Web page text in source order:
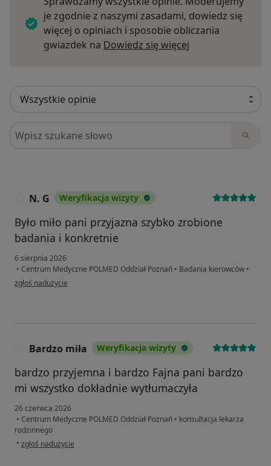
je zgodnie z naszymi zasadami, dowiedz się
więcej o opiniach i sposobie obliczania
gwiazdek na Dowiedz się więcej
Szukaj w opiniach
N. G Weryfikacja wizyty
Było miło pani przyjazna szybko zrobione
badania i konkretnie
6 sierpnia 2026
• Centrum Medyczne POLMED Oddział Poznań • Badania kierowców •
w opinii użytkownika N. G
zgłoś nadużycie
Bardzo miła Weryfikacja wizyty
bardzo przyjemna i bardzo Fajna pani bardzo
mi wszystko dokładnie wytłumaczyła
26 czerwca 2026
• Centrum Medyczne POLMED Oddział Poznań • konsultacja lekarza
rodzinnego
• w opinii użytkownika Bardzo miła
zgłoś nadużycie